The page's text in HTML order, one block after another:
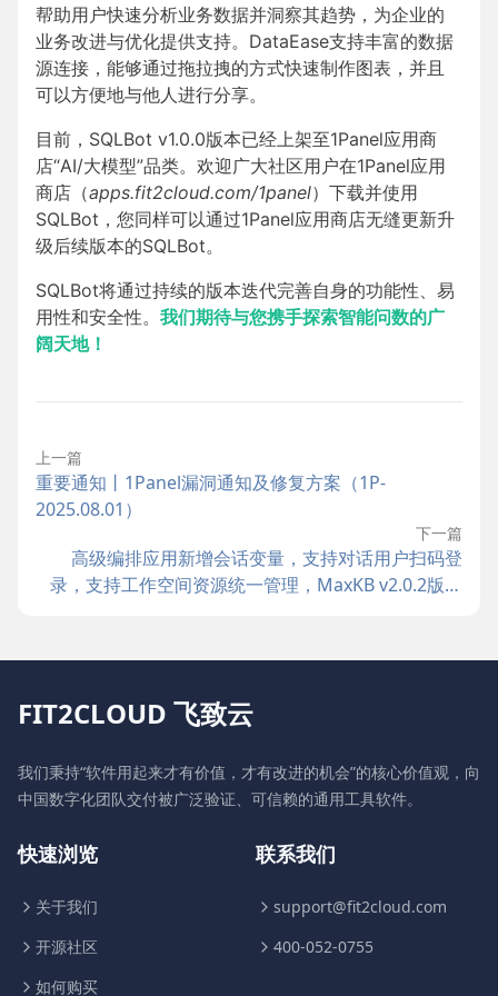
帮助用户快速分析业务数据并洞察其趋势，为企业的
业务改进与优化提供支持。DataEase支持丰富的数据
源连接，能够通过拖拉拽的方式快速制作图表，并且
可以方便地与他人进行分享。
目前，SQLBot v1.0.0版本已经上架至1Panel应用商
店“AI/大模型”品类。欢迎广大社区用户在1Panel应用
商店（apps.fit2cloud.com/1panel）下载并使用
SQLBot，您同样可以通过1Panel应用商店无缝更新升
级后续版本的SQLBot。
SQLBot将通过持续的版本迭代完善自身的功能性、易
用性和安全性。 我们期待与您携手探索智能问数的广
阔天地！
上一篇
重要通知丨1Panel漏洞通知及修复方案（1P-
2025.08.01）
下一篇
高级编排应用新增会话变量，支持对话用户扫码登
录，支持工作空间资源统一管理，MaxKB v2.0.2版本
FIT2CLOUD 飞致云
我们秉持“软件用起来才有价值，才有改进的机会”的核心价值观，向
中国数字化团队交付被广泛验证、可信赖的通用工具软件。
快速浏览
关于我们
开源社区
如何购买
联系我们
support@fit2cloud.com
400-052-0755